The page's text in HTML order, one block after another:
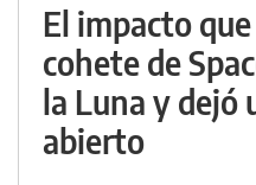
El impacto
cohete de
la Luna y dejó
abierto